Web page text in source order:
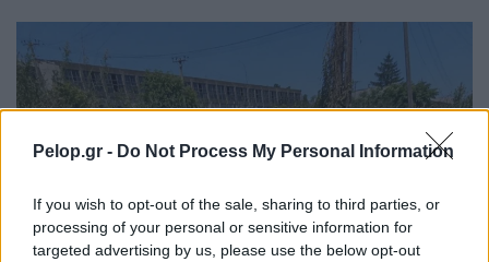
Pelop.gr - Do Not Process My Personal Information
If you wish to opt-out of the sale, sharing to third parties, or
processing of your personal or sensitive information for
targeted advertising by us, please use the below opt-out